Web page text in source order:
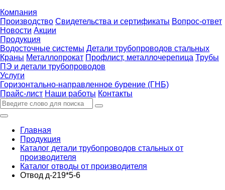
Компания
Производство Свидетельства и сертификаты Вопрос-ответ
Новости Акции
Продукция
Водосточные системы Детали трубопроводов стальных
Краны Металлопрокат Профлист, металлочерепица Трубы
ПЭ и детали трубопроводов
Услуги
Горизонтально-направленное бурение (ГНБ)
Прайс-лист Наши работы Контакты
Главная
Продукция
Каталог детали трубопроводов стальных от
производителя
Каталог отводы от производителя
Отвод д-219*5-6